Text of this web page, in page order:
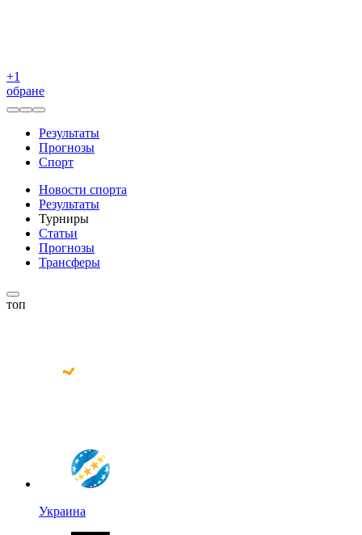
+1
обране
Результаты
Прогнозы
Спорт
Новости спорта
Результаты
Турниры
Статьи
Прогнозы
Трансферы
топ
Украина